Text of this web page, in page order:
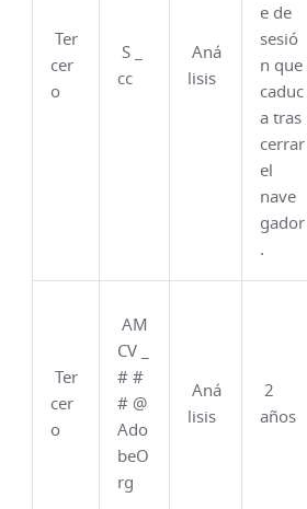
Ter
cer
o
S _
cc
Aná
lisis
e de
sesió
n que
caduc
a tras
cerrar
el
nave
gador
.
Ter
cer
o
AM
CV _
# #
# @
Ado
beO
rg
Aná
lisis
2
años